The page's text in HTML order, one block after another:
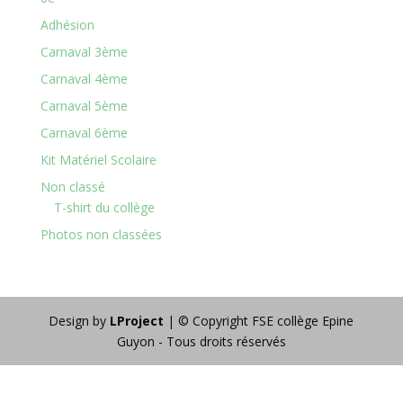
Adhésion
Carnaval 3ème
Carnaval 4ème
Carnaval 5ème
Carnaval 6ème
Kit Matériel Scolaire
Non classé
T-shirt du collège
Photos non classées
Design by LProject | © Copyright FSE collège Epine
Guyon - Tous droits réservés